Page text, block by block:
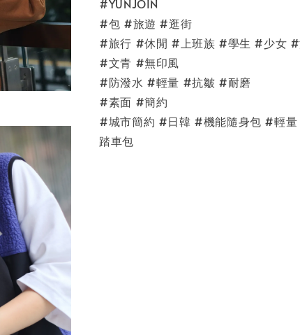
#YUNJOIN
#包 #旅遊 #逛街
#旅行 #休閒 #上班族 #學生 #少女 #
#文青 #無印風
#防潑水 #輕量 #抗皺 #耐磨
#素面 #簡約
#城市簡約 #日韓 #機能隨身包 #輕
踏車包